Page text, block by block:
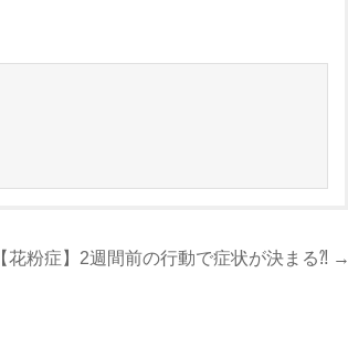
【花粉症】2週間前の行動で症状が決まる⁈ →